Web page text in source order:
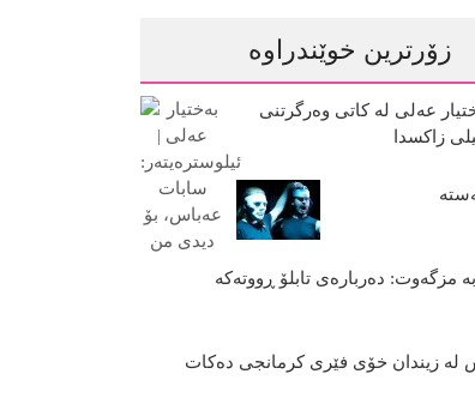
زۆرترین خوێندراوە
عەلی لە کاتی وەرگرتنی
زاکسدا
مزگەوت: دەربارەى تابلۆ ڕووتەکە
له‌ زیندان خۆی فێری كرمانجی ده‌كات